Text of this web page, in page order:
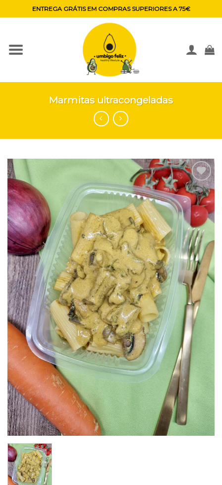
to
ENTREGA GRÁTIS EM COMPRAS SUPERIORES A 75€
Marmitas ultracongeladas
Adicionar
aos
favoritos